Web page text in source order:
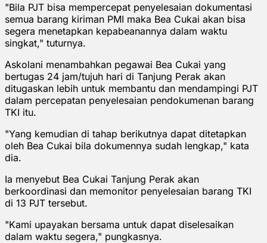
"Bila PJT bisa mempercepat penyelesaian dokumentasi
semua barang kiriman PMI maka Bea Cukai akan bisa
segera menetapkan kepabeanannya dalam waktu
singkat," tuturnya.
Askolani menambahkan pegawai Bea Cukai yang
bertugas 24 jam/tujuh hari di Tanjung Perak akan
ditugaskan lebih untuk membantu dan mendampingi PJT
dalam percepatan penyelesaian pendokumenan barang
TKI itu.
"Yang kemudian di tahap berikutnya dapat ditetapkan
oleh Bea Cukai bila dokumennya sudah lengkap," kata
dia.
Ia menyebut Bea Cukai Tanjung Perak akan
berkoordinasi dan memonitor penyelesaian barang TKI
di 13 PJT tersebut.
"Kami upayakan bersama untuk dapat diselesaikan
dalam waktu segera," pungkasnya.